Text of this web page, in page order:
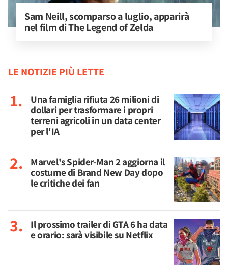
Sam Neill, scomparso a luglio, apparirà
nel film di The Legend of Zelda
LE NOTIZIE PIÙ LETTE
Una famiglia rifiuta 26 milioni di
dollari per trasformare i propri
terreni agricoli in un data center
per l'IA
Marvel's Spider-Man 2 aggiorna il
costume di Brand New Day dopo
le critiche dei fan
Il prossimo trailer di GTA 6 ha data
e orario: sarà visibile su Netflix